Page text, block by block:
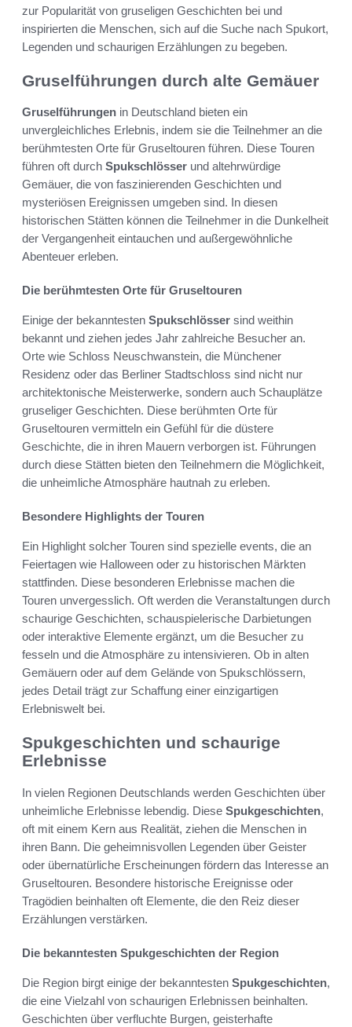
zur Popularität von gruseligen Geschichten bei und
inspirierten die Menschen, sich auf die Suche nach Spukort,
Legenden und schaurigen Erzählungen zu begeben.
Gruselführungen durch alte Gemäuer
Gruselführungen in Deutschland bieten ein
unvergleichliches Erlebnis, indem sie die Teilnehmer an die
berühmtesten Orte für Gruseltouren führen. Diese Touren
führen oft durch Spukschlösser und altehrwürdige
Gemäuer, die von faszinierenden Geschichten und
mysteriösen Ereignissen umgeben sind. In diesen
historischen Stätten können die Teilnehmer in die Dunkelheit
der Vergangenheit eintauchen und außergewöhnliche
Abenteuer erleben.
Die berühmtesten Orte für Gruseltouren
Einige der bekanntesten Spukschlösser sind weithin
bekannt und ziehen jedes Jahr zahlreiche Besucher an.
Orte wie Schloss Neuschwanstein, die Münchener
Residenz oder das Berliner Stadtschloss sind nicht nur
architektonische Meisterwerke, sondern auch Schauplätze
gruseliger Geschichten. Diese berühmten Orte für
Gruseltouren vermitteln ein Gefühl für die düstere
Geschichte, die in ihren Mauern verborgen ist. Führungen
durch diese Stätten bieten den Teilnehmern die Möglichkeit,
die unheimliche Atmosphäre hautnah zu erleben.
Besondere Highlights der Touren
Ein Highlight solcher Touren sind spezielle events, die an
Feiertagen wie Halloween oder zu historischen Märkten
stattfinden. Diese besonderen Erlebnisse machen die
Touren unvergesslich. Oft werden die Veranstaltungen durch
schaurige Geschichten, schauspielerische Darbietungen
oder interaktive Elemente ergänzt, um die Besucher zu
fesseln und die Atmosphäre zu intensivieren. Ob in alten
Gemäuern oder auf dem Gelände von Spukschlössern,
jedes Detail trägt zur Schaffung einer einzigartigen
Erlebniswelt bei.
Spukgeschichten und schaurige
Erlebnisse
In vielen Regionen Deutschlands werden Geschichten über
unheimliche Erlebnisse lebendig. Diese Spukgeschichten,
oft mit einem Kern aus Realität, ziehen die Menschen in
ihren Bann. Die geheimnisvollen Legenden über Geister
oder übernatürliche Erscheinungen fördern das Interesse an
Gruseltouren. Besondere historische Ereignisse oder
Tragödien beinhalten oft Elemente, die den Reiz dieser
Erzählungen verstärken.
Die bekanntesten Spukgeschichten der Region
Die Region birgt einige der bekanntesten Spukgeschichten,
die eine Vielzahl von schaurigen Erlebnissen beinhalten.
Geschichten über verfluchte Burgen, geisterhafte